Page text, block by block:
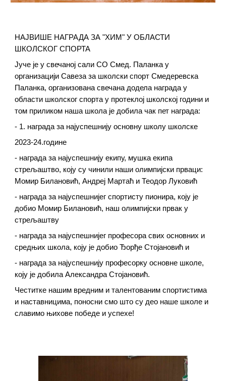
НАЈВИШЕ НАГРАДА ЗА "ХИМ" У ОБЛАСТИ
ШКОЛСКОГ СПОРТА
Јуче је у свечаној сали СО Смед. Паланка у
организацији Савеза за школски спорт Смедеревска
Паланка, организована свечана додела награда у
области школског спорта у протеклој школској години и
том приликом наша школа је добила чак пет награда:
- 1. награда за најуспешнију основну школу школске
2023-24.године
- награда за најуспешнију екипу, мушка екипа
стрељаштво, коју су чинили наши олимпијски прваци:
Момир Билановић, Андреј Мартаћ и Теодор Луковић
- награда за најуспешнијег спортисту пионира, коју је
добио Момир Билановић, наш олимпијски првак у
стрељаштву
- награда за најуспешнијег професора свих основних и
средњих школа, коју је добио Ђорђе Стојановић и
- награда за најуспешнију професорку основне школе,
коју је добила Александра Стојановић.
Честитке нашим вредним и талентованим спортистима
и наставницима, поносни смо што су део наше школе и
славимо њихове победе и успехе!